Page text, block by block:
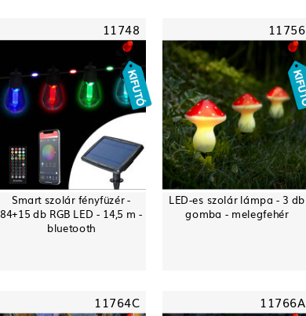
11748
Smart szolár fényfüzér -
84+15 db RGB LED - 14,5 m -
bluetooth
11756
LED-es szolár lámpa - 3 db
gomba - melegfehér
11764C 11766A